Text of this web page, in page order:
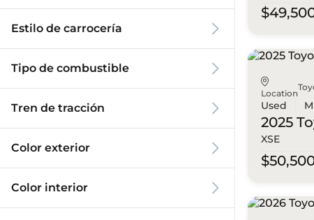
Estilo de carrocería
Tipo de combustible
Tren de tracción
Color exterior
Color interior
Location
Used
2025
XSE